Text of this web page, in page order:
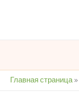
Главная страница»
h